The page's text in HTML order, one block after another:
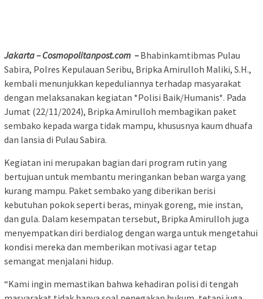
Jakarta – Cosmopolitanpost.com –Bhabinkamtibmas Pulau
Sabira, Polres Kepulauan Seribu, Bripka Amirulloh Maliki, S.H.,
kembali menunjukkan kepeduliannya terhadap masyarakat
dengan melaksanakan kegiatan *Polisi Baik/Humanis*. Pada
Jumat (22/11/2024), Bripka Amirulloh membagikan paket
sembako kepada warga tidak mampu, khususnya kaum dhuafa
dan lansia di Pulau Sabira.
Kegiatan ini merupakan bagian dari program rutin yang
bertujuan untuk membantu meringankan beban warga yang
kurang mampu. Paket sembako yang diberikan berisi
kebutuhan pokok seperti beras, minyak goreng, mie instan,
dan gula. Dalam kesempatan tersebut, Bripka Amirulloh juga
menyempatkan diri berdialog dengan warga untuk mengetahui
kondisi mereka dan memberikan motivasi agar tetap
semangat menjalani hidup.
“Kami ingin memastikan bahwa kehadiran polisi di tengah